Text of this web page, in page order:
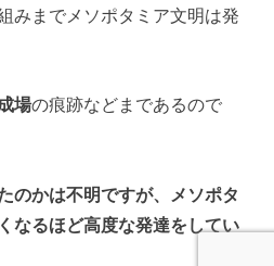
みまでメソポタミア文明は発
場の痕跡などまであるので
のかは不明ですが、メソポタ
なるほど高度な発達をしてい